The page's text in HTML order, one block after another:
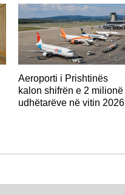
Aeroporti i Prishtinës
kalon shifrën e 2 milionë
udhëtarëve në vitin 2026